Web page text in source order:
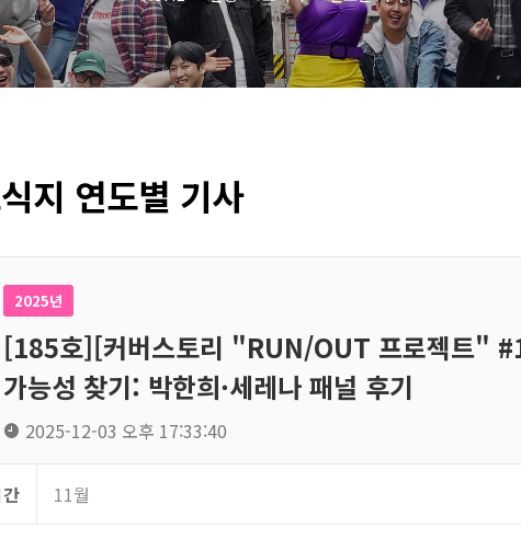
지 연도별 기사
2025년
[185호][커버스토리 "RUN/OUT 프로젝트"
가능성 찾기: 박한희·세레나 패널 후기
2025-12-03 오후 17:33:40
11월